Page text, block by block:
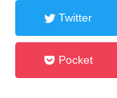
Twitter
Pocket